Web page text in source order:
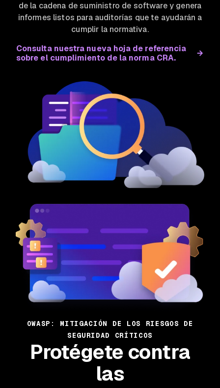
de la cadena de suministro de software y genera
informes listos para auditorías que te ayudarán a
cumplir la normativa.
Consulta nuestra nueva hoja de referencia
sobre el cumplimiento de la norma CRA.
OWASP: MITIGACIÓN DE LOS RIESGOS DE
SEGURIDAD CRÍTICOS
Protégete contra
las